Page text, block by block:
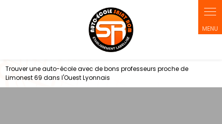
Trouver une auto-école avec de bons professeurs proche de
Limonest 69 dans l'Ouest Lyonnais
Panneau de gestion des cookies